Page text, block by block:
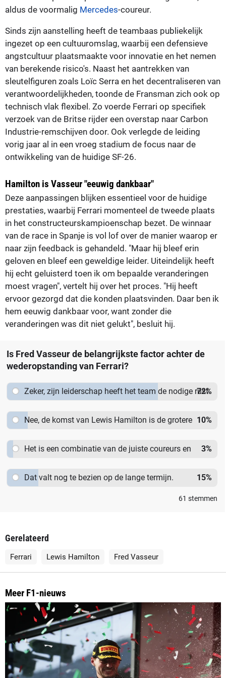
aldus de voormalig Mercedes-coureur.
Sinds zijn aanstelling heeft de teambaas publiekelijk
ingezet op een cultuuromslag, waarbij een defensieve
angstcultuur plaatsmaakte voor innovatie en het nemen
van berekende risico's. Naast het aantrekken van
sleutelfiguren zoals Loïc Serra en het decentraliseren van
verantwoordelijkheden, toonde de Fransman zich ook op
technisch vlak flexibel. Zo voerde Ferrari op specifiek
verzoek van de Britse rijder een overstap naar Carbon
Industrie-remschijven door. Ook verlegde de leiding
vorig jaar al in een vroeg stadium de focus naar de
ontwikkeling van de huidige SF-26.
Hamilton is Vasseur "eeuwig dankbaar"
Deze aanpassingen blijken essentieel voor de huidige
prestaties, waarbij Ferrari momenteel de tweede plaats
in het constructeurskampioenschap bezet. De winnaar
van de race in Spanje is vol lof over de manier waarop er
naar zijn feedback is gehandeld. "Maar hij bleef erin
geloven en bleef een geweldige leider. Uiteindelijk heeft
hij echt geluisterd toen ik om bepaalde veranderingen
moest vragen", vertelt hij over het proces. "Hij heeft
ervoor gezorgd dat die konden plaatsvinden. Daar ben ik
hem eeuwig dankbaar voor, want zonder die
veranderingen was dit niet gelukt", besluit hij.
Is Fred Vasseur de belangrijkste factor achter de
wederopstanding van Ferrari?
Zeker, zijn leiderschap heeft het team de nodige rust
72%
Nee, de komst van Lewis Hamilton is de grotere 10%
Het is een combinatie van de juiste coureurs en
3%
Dat valt nog te bezien op de lange termijn. 15%
61 stemmen
Gerelateerd
Ferrari Lewis Hamilton Fred Vasseur
Meer F1-nieuws